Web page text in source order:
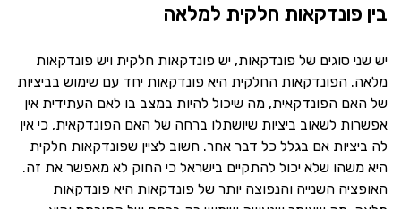
בין פונדקאות חלקית למלאה
יש שני סוגים של פונדקאות, יש פונדקאות חלקית ויש פונדקאות
מלאה. הפונדקאות החלקית היא פונדקאות יחד עם שימוש בביציות
של האם הפונדקאית, מה שיכול להיות במצב בו לאם העתידית אין
אפשרות לשאוב ביציות שיושתלו ברחה של האם הפונדקאית, כי אין
לה ביציות אם בגלל כל דבר אחר. חשוב לציין שפונדקאות חלקית
היא משהו שלא יכול להתקיים בישראל כי החוק לא מאפשר את זה.
האופציה השנייה והנפוצה יותר של פונדקאות היא פונדקאות